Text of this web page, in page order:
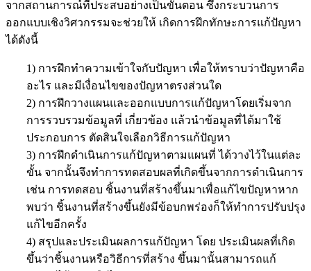
จากสถานการณ์ที่ประสบอย่างเป็นขั้นตอน ซึ่งกระบวนการ
ออกแบบเชิงวิศวกรรมจะช่วยให้ เกิดการฝึกทักษะการแก้ปัญหา
ได้ดังนี้
1) การฝึกทำความเข้าใจกับปัญหา เพื่อให้ทราบว่าปัญหาคือ
อะไร และมีเงื่อนไขของปัญหาตรงส่วนใด
2) การฝึกวางแผนและออกแบบการแก้ปัญหาโดยเริ่มจาก
การรวบรวมข้อมูลที่ เกี่ยวข้อง แล้วนำข้อมูลที่ได้มาใช้
ประกอบการ ตัดสินใจเลือกวิธีการแก้ปัญหา
3) การฝึกดำเนินการแก้ปัญหาตามแผนที่ ได้วางไว้ในแต่ละ
ขั้น จากนั้นจึงทำการทดสอบผลที่เกิดขึ้นจากการดำเนินการ
เช่น การทดสอบ ชิ้นงานที่สร้างขึ้นมาเพื่อแก้ไขปัญหาหาก
พบว่า ชิ้นงานที่สร้างขึ้นยังมีข้อบกพร่องก็ให้ทำการปรับปรุง
แก้ไขอีกครั้ง
4) สรุปและประเมินผลการแก้ปัญหา โดย ประเมินผลที่เกิด
ขึ้นว่าชิ้นงานหรือวิธีการที่สร้าง ขึ้นมานั้นสามารถแก้